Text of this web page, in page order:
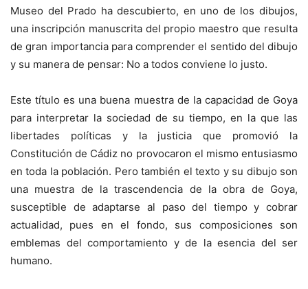
Museo del Prado ha descubierto, en uno de los dibujos,
una inscripción manuscrita del propio maestro que resulta
de gran importancia para comprender el sentido del dibujo
y su manera de pensar: No a todos conviene lo justo.
Este título es una buena muestra de la capacidad de Goya
para interpretar la sociedad de su tiempo, en la que las
libertades políticas y la justicia que promovió la
Constitución de Cádiz no provocaron el mismo entusiasmo
en toda la población. Pero también el texto y su dibujo son
una muestra de la trascendencia de la obra de Goya,
susceptible de adaptarse al paso del tiempo y cobrar
actualidad, pues en el fondo, sus composiciones son
emblemas del comportamiento y de la esencia del ser
humano.